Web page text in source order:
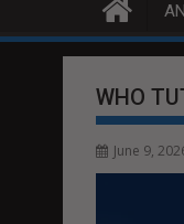
WHO
June 9,